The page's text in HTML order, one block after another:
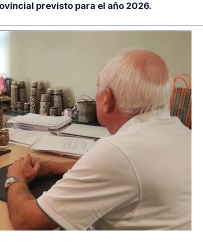
previsto para el año 2026.